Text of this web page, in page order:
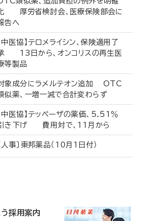
厚労省検討会、医療保険部会に
告へ
中医協】テロメライシン、保険適用了
13日から、オンコリスの再生医
等製品
象成分にラメルテオン追加 OTC
似薬、一増一減で合計変わらず
中医協】テッペーザの薬価、5.51％
き下げ 費用対で、11月から
人事〕東邦薬品（10月1日付）
う採用案内